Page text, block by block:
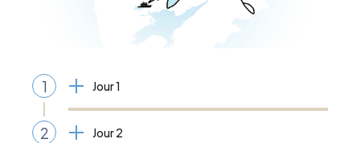
1 Jour 1
2 Jour 2